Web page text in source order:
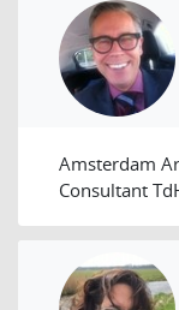
Amsterdam
Consultant